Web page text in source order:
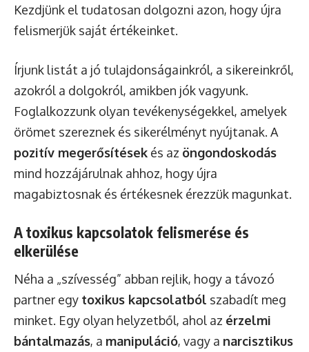
Kezdjünk el tudatosan dolgozni azon, hogy újra
felismerjük saját értékeinket.
Írjunk listát a jó tulajdonságainkról, a sikereinkről,
azokról a dolgokról, amikben jók vagyunk.
Foglalkozzunk olyan tevékenységekkel, amelyek
örömet szereznek és sikerélményt nyújtanak. A
pozitív megerősítések és az öngondoskodás
mind hozzájárulnak ahhoz, hogy újra
magabiztosnak és értékesnek érezzük magunkat.
A toxikus kapcsolatok felismerése és
elkerülése
Néha a „szívesség” abban rejlik, hogy a távozó
partner egy toxikus kapcsolatból szabadít meg
minket. Egy olyan helyzetből, ahol az érzelmi
bántalmazás, a manipuláció, vagy a narcisztikus